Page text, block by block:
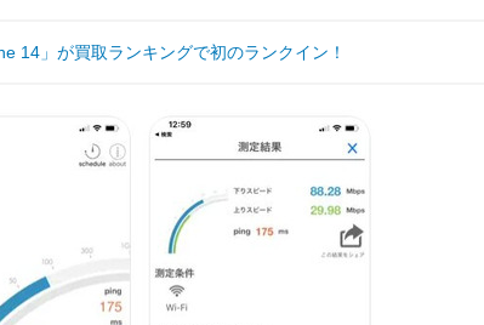
14」が買取ランキングで初のランクイン！